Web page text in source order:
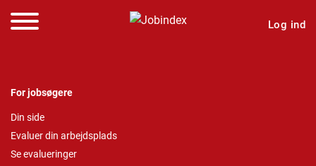
Log ind
For jobsøgere
Din side
Evaluer din arbejdsplads
Se evalueringer